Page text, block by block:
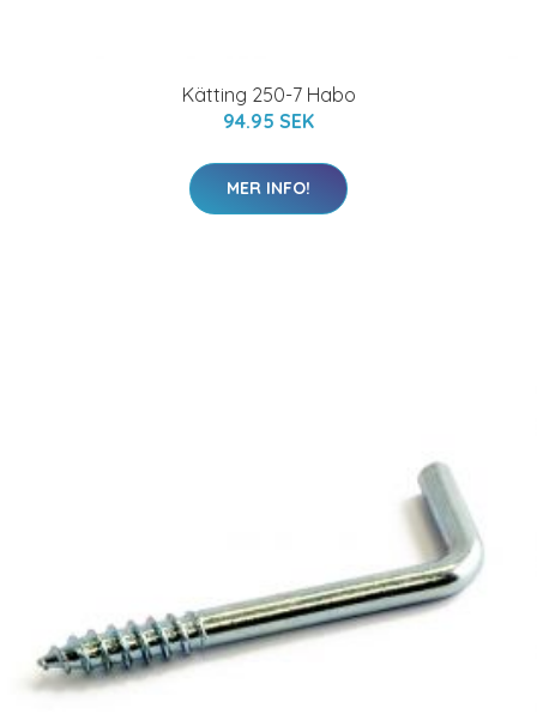
Kätting 250-7 Habo
94.95 SEK
MER INFO!